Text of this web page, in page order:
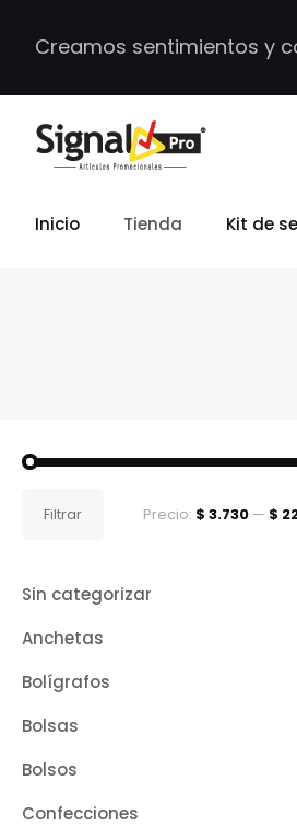
Creamos sentimientos y
Inicio Tienda Kit de
Filtrar Precio: $ 3.730 — $
Sin categorizar
Anchetas
Bolígrafos
Bolsas
Bolsos
Confecciones